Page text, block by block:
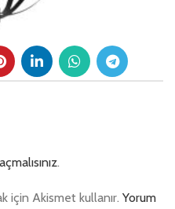
.
için Akismet kullanır. Yorum